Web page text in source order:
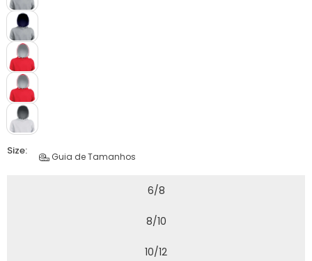
Size: Guia de Tamanhos
6/8
8/10
10/12